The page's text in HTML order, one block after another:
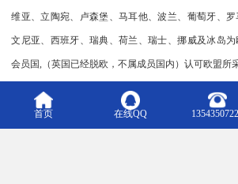
维亚、立陶宛、卢森堡、马耳他、波兰、葡萄牙、
文尼亚、西班牙、瑞典、荷兰、瑞士、挪威及冰岛
会员国,（英国已经脱欧，不属成员国内）认可欧盟所
EMC测试 （工作电压直流75V以下，交流50V以下 测
首页 在线QQ